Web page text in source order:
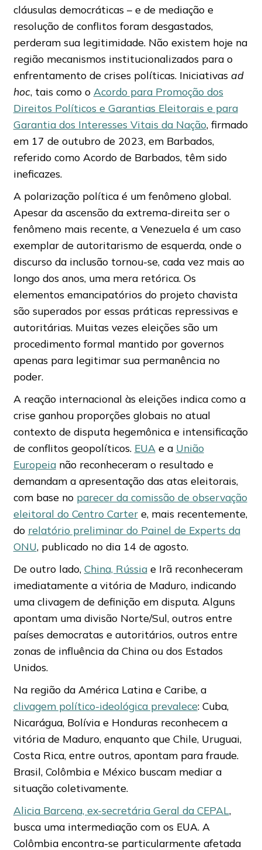
cláusulas democráticas – e de mediação e
resolução de conflitos foram desgastados,
perderam sua legitimidade. Não existem hoje na
região mecanismos institucionalizados para o
enfrentamento de crises políticas. Iniciativas ad
hoc, tais como o Acordo para Promoção dos
Direitos Políticos e Garantias Eleitorais e para
Garantia dos Interesses Vitais da Nação, firmado
em 17 de outubro de 2023, em Barbados,
referido como Acordo de Barbados, têm sido
ineficazes.
A polarização política é um fenômeno global.
Apesar da ascensão da extrema-direita ser o
fenômeno mais recente, a Venezuela é um caso
exemplar de autoritarismo de esquerda, onde o
discurso da inclusão tornou-se, cada vez mais ao
longo dos anos, uma mera retórica. Os
elementos emancipatórios do projeto chavista
são superados por essas práticas repressivas e
autoritárias. Muitas vezes eleições são um
procedimento formal mantido por governos
apenas para legitimar sua permanência no
poder.
A reação internacional às eleições indica como a
crise ganhou proporções globais no atual
contexto de disputa hegemônica e intensificação
de conflitos geopolíticos. EUAe a União
Europeianão reconheceram o resultado e
demandam a apresentação das atas eleitorais,
com base no parecer da comissão de observação
eleitoral do Centro Cartere, mais recentemente,
do relatório preliminar do Painel de Experts da
ONU, publicado no dia 14 de agosto.
De outro lado, China, Rússiae Irã reconheceram
imediatamente a vitória de Maduro, indicando
uma clivagem de definição em disputa. Alguns
apontam uma divisão Norte/Sul, outros entre
países democratas e autoritários, outros entre
zonas de influência da China ou dos Estados
Unidos.
Na região da América Latina e Caribe, a
clivagem político-ideológica prevalece: Cuba,
Nicarágua, Bolívia e Honduras reconhecem a
vitória de Maduro, enquanto que Chile, Uruguai,
Costa Rica, entre outros, apontam para fraude.
Brasil, Colômbia e México buscam mediar a
situação coletivamente.
Alicia Barcena, ex-secretária Geral da CEPAL,
busca uma intermediação com os EUA. A
Colômbia encontra-se particularmente afetada